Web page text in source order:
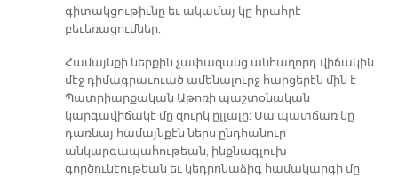
գիտակցութիւնը եւ ակամայ կը հրահրէ
բեւեռացումներ:
Համայնքի ներքին չափազանց անհաղորդ վիճակին
մէջ դիմագրաւուած ամենալուրջ հարցերէն մին է
Պատրիարքական Աթոռի պաշտօնական
կարգավիճակէ մը զուրկ ըլլալը: Սա պատճառ կը
դառնայ համայնքէն ներս ընդհանուր
անկարգապահութեան, ինքնագլուխ
գործունէութեան եւ կեդրոնաձիգ համակարգի մը